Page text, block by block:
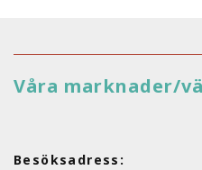
Våra marknader/
Besöksadress: